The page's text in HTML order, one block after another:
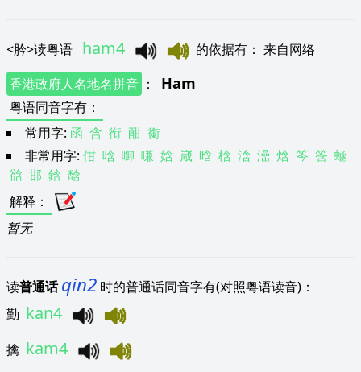
<肣>读粤语 ham4 的依据有 ： 来自网络
香港政府人名地名拼音 ： Ham
粤语同音字有 ：
常用字: 函 含 衔 酣 銜
非常用字: 佄 唅 啣 嗛 娢 嵅 晗 梒 浛 澏 焓 笒 筨 蜬
谽 邯 鋡 馠
解释 ：
暂无
读普通话 qin2 时的普通话同音字有(对照粤语读音)：
勤 kan4
擒 kam4